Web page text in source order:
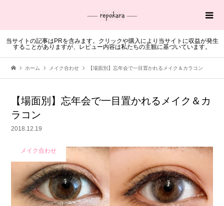
当サイトの記事はPRを含みます。クリックや購入により当サイトに収益が発生
することがありますが、レビュー内容は私たちの主観に基づいています。
ホーム メイク合わせ 【場面別】忘年会で一目置かれるメイク＆カラコン
【場面別】忘年会で一目置かれるメイク＆カ
ラコン
2018.12.19
メイク合わせ